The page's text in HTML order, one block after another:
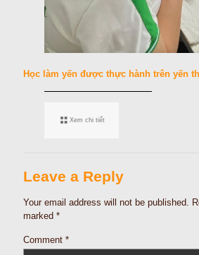
Học làm yến được thực hành trên yến
Xem chi tiết
Leave a Reply
Your email address will not be published.
marked *
Comment *